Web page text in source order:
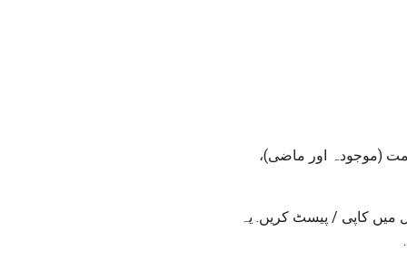
(موجودہ اور ماضی)،
میں کاپی / پیسٹ کریں. یہ